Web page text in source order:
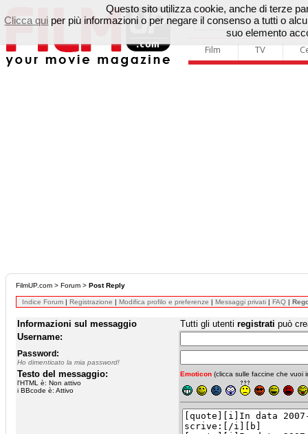
Film TV
FilmUP.com > Forum > Post Reply
Indice Forum | Registrazione | Modifica profilo e preferenze | Messaggi privati | FAQ |
Informazioni sul messaggio Tutti gli utenti registrati può
Username:
Password:
Ho dimenticato la mia password!
Testo del messaggio:
l'HTML è: Non attivo
i BBcode è: Attivo
Emoticon (clicca sulle faccine che vuoi
Questo sito utilizza cookie, anche di terze
Clicca qui per più informazioni o per negare il consenso a tutti o
suo elemento